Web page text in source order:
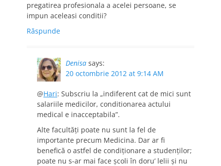
pregatirea profesionala a acelei persoane, se
impun aceleasi conditii?
Răspunde
Denisa says:
20 octombrie 2012 at 9:14 AM
@Hari: Subscriu la „indiferent cat de mici sunt
salariile medicilor, conditionarea actului
medical e inacceptabila”.
Alte facultăţi poate nu sunt la fel de
importante precum Medicina. Dar ar fi
benefică o astfel de condiţionare a studenţilor;
poate nu s-ar mai face şcoli în doru’ lelii şi nu